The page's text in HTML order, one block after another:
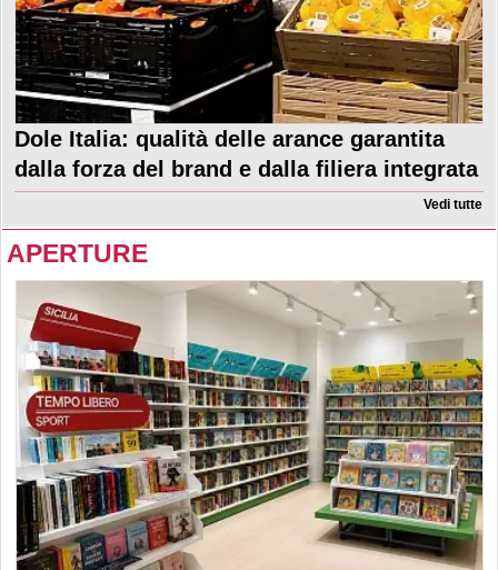
Dole Italia: qualità delle arance garantita
dalla forza del brand e dalla filiera integrata
Vedi tutte
APERTURE